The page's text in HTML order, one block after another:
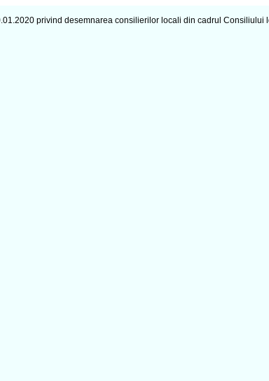
privind desemnarea consilierilor locali din cadrul Consiliului